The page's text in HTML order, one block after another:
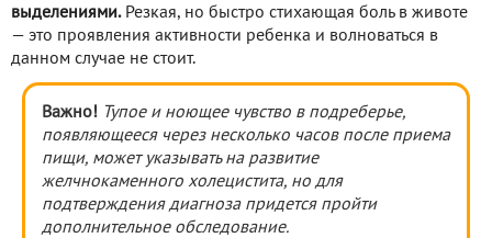
выделениями.Резкая, но быстро стихающая боль в животе
— это проявления активности ребенка и волноваться в
данном случае не стоит.
Важно! Тупое и ноющее чувство в подреберье,
появляющееся через несколько часов после приема
пищи, может указывать на развитие
желчнокаменного холецистита, но для
подтверждения диагноза придется пройти
дополнительное обследование.